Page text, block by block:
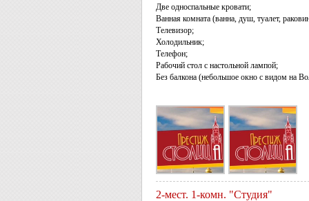
Две односпальные кровати;
Ванная комната (ванна, душ, туалет,
Телевизор;
Холодильник;
Телефон;
Рабочий стол с настольной лампой;
Без балкона (небольшое окно с видом на
2-мест. 1-комн. "Студия"